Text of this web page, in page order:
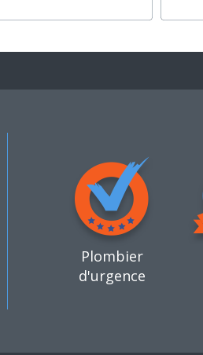
Plombier
d'urgence